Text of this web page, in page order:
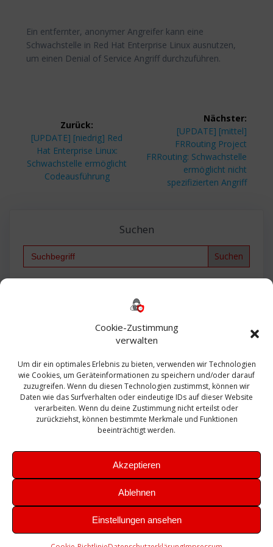
Cookie-Zustimmung
verwalten
Um dir ein optimales Erlebnis zu bieten, verwenden wir Technologien
wie Cookies, um Geräteinformationen zu speichern und/oder darauf
zuzugreifen. Wenn du diesen Technologien zustimmst, können wir
Daten wie das Surfverhalten oder eindeutige IDs auf dieser Website
verarbeiten. Wenn du deine Zustimmung nicht erteilst oder
zurückziehst, können bestimmte Merkmale und Funktionen
beeinträchtigt werden.
Akzeptieren
Ablehnen
Einstellungen ansehen
Ein entfernter, anonymer Angreifer kann eine
Schwachstelle in Red Hat Enterprise Linux ausnutzen,
um einen Denial of Service Angriff durchzuführen.
Zurück:
Vorheriger
Beitrag:
[UPDATE] [niedrig] Red
Hat Enterprise Linux:
Schwachstelle ermöglicht
Codeausführung
Nächster:
Nächster
Beitrag:
[UPDATE] [mittel]
FRRouting Project
FRRouting: Schwachstelle
ermöglicht nicht
spezifizierten Angriff
Suchen
Search
Bautagebuch
Exchange firewall Fritzbox
Microsoft
Sanierung SBS Security Server Sicherheit
Sicherung SIEM Sophos SSL Ubuntu
Update Upgrade UTM VCenter VCSA Veeam
VMWare VPN WAZUH Windows
Zertifikat
Theme